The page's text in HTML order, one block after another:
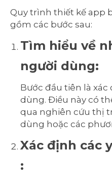
Quy trình thiết kế app
gồm các bước sau:
Tìm hiểu về
người dùng:
Bước đầu tiên là
dùng. Điều này có
qua nghiên cứu thị
dùng hoặc các
Xác định các
: